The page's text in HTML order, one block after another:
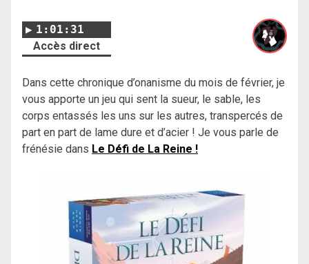
1:01:31
Accès direct
Dans cette chronique d’onanisme du mois de février, je
vous apporte un jeu qui sent la sueur, le sable, les
corps entassés les uns sur les autres, transpercés de
part en part de lame dure et d’acier ! Je vous parle de
frénésie dans Le Défi de La Reine !